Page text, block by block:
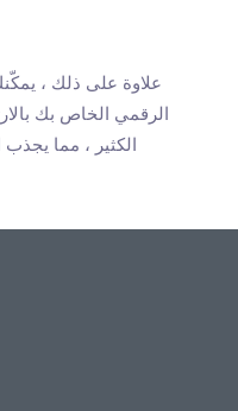
الرقمي الخاص بك
الكثير ، مما يجذب